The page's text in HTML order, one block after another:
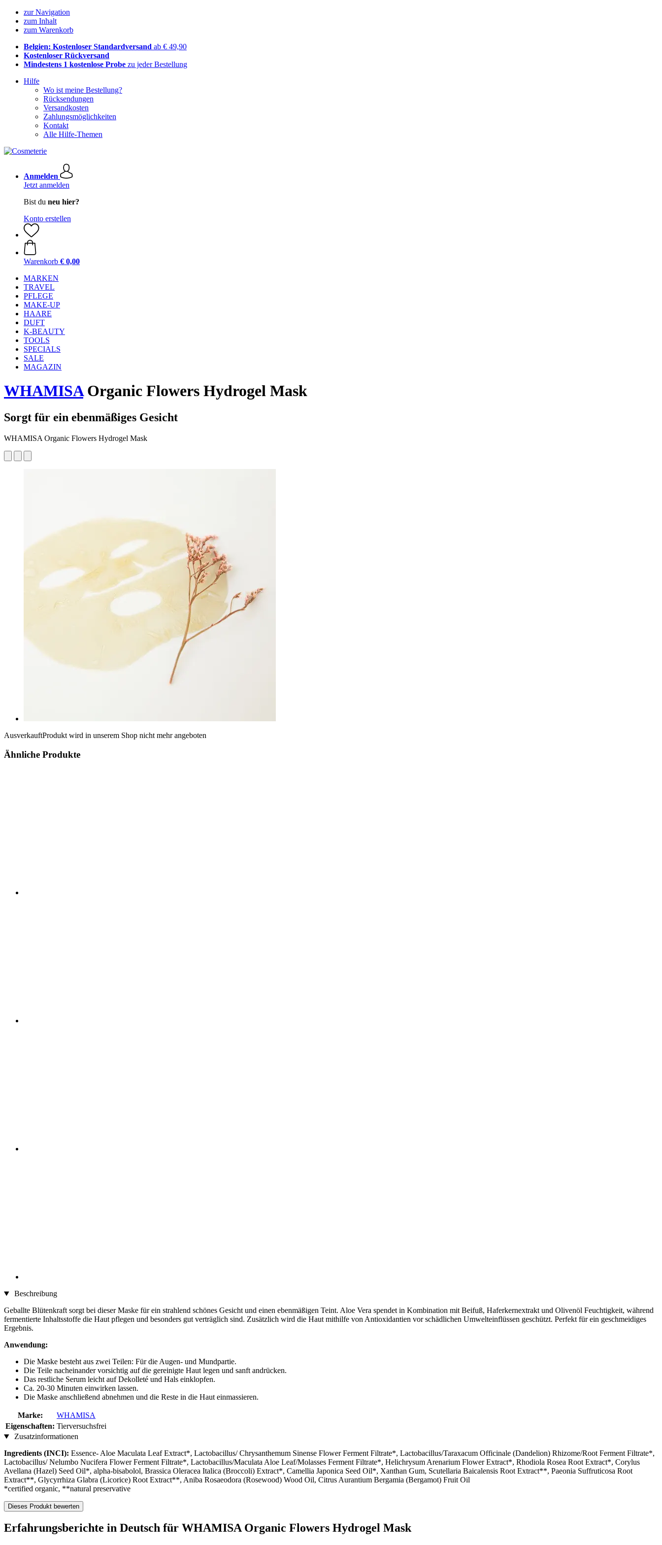
zur Navigation
zum Inhalt
zum Warenkorb
Belgien: Kostenloser Standardversand ab € 49,90
Kostenloser Rückversand
Mindestens 1 kostenlose Probe zu jeder Bestellung
Hilfe
Wo ist meine Bestellung?
Rücksendungen
Versandkosten
Zahlungsmöglichkeiten
Kontakt
Alle Hilfe-Themen
Anmelden
Jetzt anmelden
Bist du neu hier?
Konto erstellen
Warenkorb € 0,00
MARKEN
TRAVEL
PFLEGE
MAKE-UP
HAARE
DUFT
K-BEAUTY
TOOLS
SPECIALS
SALE
MAGAZIN
WHAMISAOrganic Flowers Hydrogel Mask
Sorgt für ein ebenmäßiges Gesicht
WHAMISA Organic Flowers Hydrogel Mask
AusverkauftProdukt wird in unserem Shop nicht mehr angeboten
Ähnliche Produkte
Beschreibung
Geballte Blütenkraft sorgt bei dieser Maske für ein strahlend schönes Gesicht und einen ebenmäßigen Teint. Aloe Vera spendet in Kombination mit Beifuß, Haferkernextrakt und Olivenöl Feuchtigkeit, während
fermentierte Inhaltsstoffe die Haut pflegen und besonders gut verträglich sind. Zusätzlich wird die Haut mithilfe von Antioxidantien vor schädlichen Umwelteinflüssen geschützt. Perfekt für ein geschmeidiges
Ergebnis.
Anwendung:
Die Maske besteht aus zwei Teilen: Für die Augen- und Mundpartie.
Die Teile nacheinander vorsichtig auf die gereinigte Haut legen und sanft andrücken.
Das restliche Serum leicht auf Dekolleté und Hals einklopfen.
Ca. 20-30 Minuten einwirken lassen.
Die Maske anschließend abnehmen und die Reste in die Haut einmassieren.
Marke:
WHAMISA
Eigenschaften: Tierversuchsfrei
Zusatzinformationen
Ingredients (INCI): Essence- Aloe Maculata Leaf Extract*, Lactobacillus/ Chrysanthemum Sinense Flower Ferment Filtrate*, Lactobacillus/Taraxacum Officinale (Dandelion) Rhizome/Root Ferment Filtrate*,
Lactobacillus/ Nelumbo Nucifera Flower Ferment Filtrate*, Lactobacillus/Maculata Aloe Leaf/Molasses Ferment Filtrate*, Helichrysum Arenarium Flower Extract*, Rhodiola Rosea Root Extract*, Corylus
Avellana (Hazel) Seed Oil*, alpha-bisabolol, Brassica Oleracea Italica (Broccoli) Extract*, Camellia Japonica Seed Oil*, Xanthan Gum, Scutellaria Baicalensis Root Extract**, Paeonia Suffruticosa Root
Extract**, Glycyrrhiza Glabra (Licorice) Root Extract**, Aniba Rosaeodora (Rosewood) Wood Oil, Citrus Aurantium Bergamia (Bergamot) Fruit Oil
*certified organic, **natural preservative
Dieses Produkt bewerten
Erfahrungsberichte in Deutsch für WHAMISA Organic Flowers Hydrogel Mask